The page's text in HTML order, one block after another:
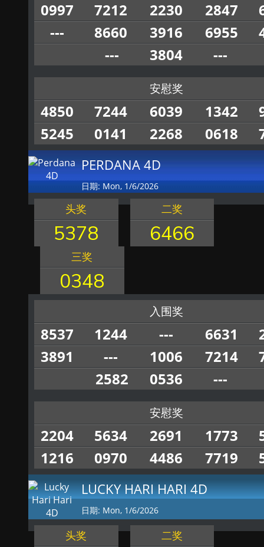
0997 7212 2230 2847
---
8660 3916 6955
---
3804 ---
安慰奖
4850 7244 6039 1342
5245
0141 2268 0618
PERDANA 4D
日期: Mon, 1/6/2026
头奖
5378
二奖
6466
三奖
0348
入围奖
8537 1244 --- 6631
3891
--- 1006 7214
2582
0536 ---
安慰奖
2204 5634 2691 1773
1216
0970 4486 7719
LUCKY HARI HARI 4D
日期: Mon, 1/6/2026
头奖 二奖